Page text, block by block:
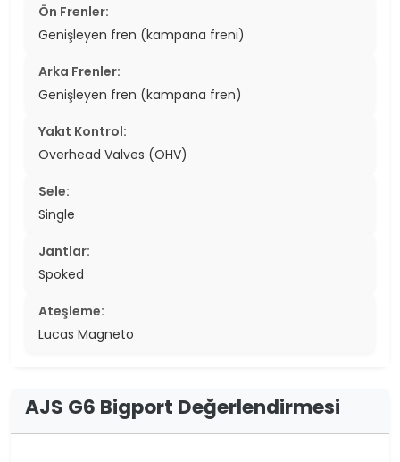
Ön Frenler:
Genişleyen fren (kampana freni)
Arka Frenler:
Genişleyen fren (kampana fren)
Yakıt Kontrol:
Overhead Valves (OHV)
Sele:
Single
Jantlar:
Spoked
Ateşleme:
Lucas Magneto
AJS G6 Bigport Değerlendirmesi